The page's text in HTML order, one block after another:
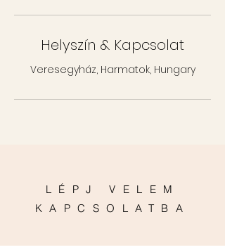
Helyszín & Kapcsolat
Veresegyház, Harmatok, Hungary
LÉPJ VELEM
KAPCSOLATBA